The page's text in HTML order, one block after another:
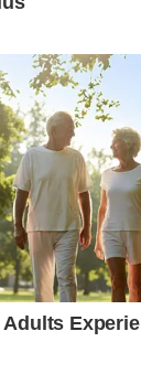
mercado de
pelo
mais de 140
diária de
Depyl
a partir de R$